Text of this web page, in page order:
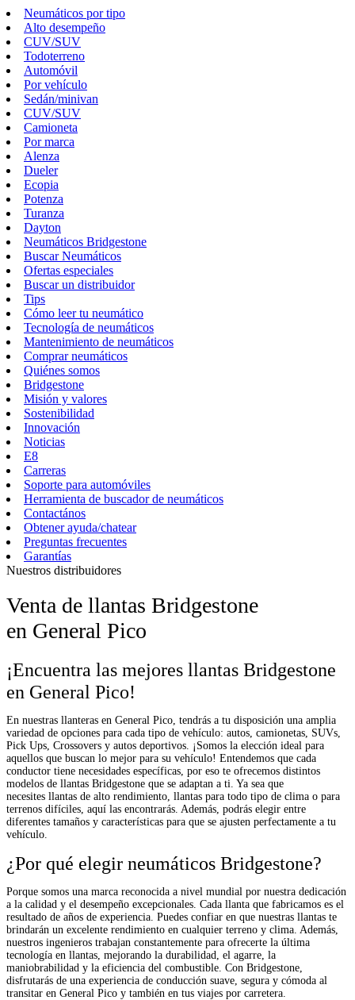
Neumáticos por tipo
Alto desempeño
CUV/SUV
Todoterreno
Automóvil
Por vehículo
Sedán/minivan
CUV/SUV
Camioneta
Por marca
Alenza
Dueler
Ecopia
Potenza
Turanza
Dayton
Neumáticos Bridgestone
Buscar Neumáticos
Ofertas especiales
Buscar un distribuidor
Tips
Cómo leer tu neumático
Tecnología de neumáticos
Mantenimiento de neumáticos
Comprar neumáticos
Quiénes somos
Bridgestone
Misión y valores
Sostenibilidad
Innovación
Noticias
E8
Carreras
Soporte para automóviles
Herramienta de buscador de neumáticos
Contactános
Obtener ayuda/chatear
Preguntas frecuentes
Garantías
Nuestros distribuidores
Venta de llantas Bridgestone
en General Pico
¡Encuentra las mejores llantas Bridgestone
en General Pico!
En nuestras llanteras en General Pico, tendrás a tu disposición una amplia
variedad de opciones para cada tipo de vehículo: autos, camionetas, SUVs,
Pick Ups, Crossovers y autos deportivos. ¡Somos la elección ideal para
aquellos que buscan lo mejor para su vehículo! Entendemos que cada
conductor tiene necesidades específicas, por eso te ofrecemos distintos
modelos de llantas Bridgestone que se adaptan a ti. Ya sea que
necesites llantas de alto rendimiento, llantas para todo tipo de clima o para
terrenos difíciles, aquí las encontrarás. Además, podrás elegir entre
diferentes tamaños y características para que se ajusten perfectamente a tu
vehículo.
¿Por qué elegir neumáticos Bridgestone?
Porque somos una marca reconocida a nivel mundial por nuestra dedicación
a la calidad y el desempeño excepcionales. Cada llanta que fabricamos es el
resultado de años de experiencia. Puedes confiar en que nuestras llantas te
brindarán un excelente rendimiento en cualquier terreno y clima. Además,
nuestros ingenieros trabajan constantemente para ofrecerte la última
tecnología en llantas, mejorando la durabilidad, el agarre, la
maniobrabilidad y la eficiencia del combustible. Con Bridgestone,
disfrutarás de una experiencia de conducción suave, segura y cómoda al
transitar en General Pico y también en tus viajes por carretera.